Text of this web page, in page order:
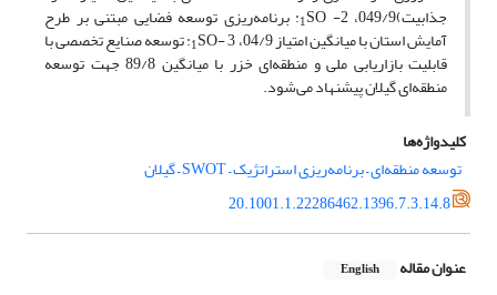
جذابیت)049/9، 2- 1SO: برنامه‌ریزی توسعه فضایی مبتنی بر طرح
آمایش استان با میانگین امتیاز 04/9، 3 - 1SO: توسعه صنایع تخصصی با
قابلیت بازاریابی ملی و منطقه‌ای خزر با میانگین 89/8 جهت توسعه
منطقه‌ای گیلان پیشنهاد می‌شود.
کلیدواژه‌ها
توسعه منطقه‌ای – برنامه‌ریزی استراتژیک – SWOT – گیلان
20.1001.1.22286462.1396.7.3.14.8
عنوان مقاله English